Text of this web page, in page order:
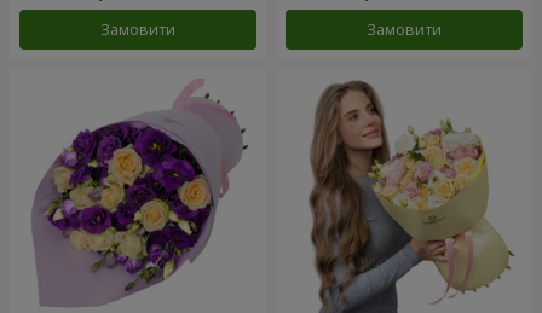
Замовити Замовити